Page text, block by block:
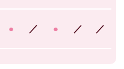
● ／ ● ／ ／